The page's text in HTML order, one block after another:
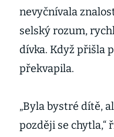
nevyčnívala
selský rozum,
dívka. Když přišla
překvapila.
„Byla bystré dítě,
později se chytla,“